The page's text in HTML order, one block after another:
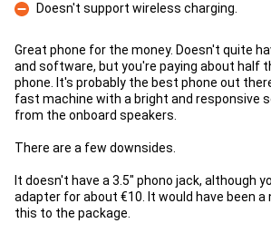
Con
Doesn't support wireless charging.
Great phone for the money. Doesn't quite
and software, but you're paying about half
phone. It's probably the best phone out
fast machine with a bright and responsive
from the onboard speakers.
There are a few downsides.
It doesn't have a 3.5" phono jack, although
adapter for about €10. It would have been a
this to the package.